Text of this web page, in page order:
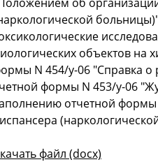
объектов на
N 454/у-06 "Справка о
формы N 453/у-06
отчетной формы
файл (docx)